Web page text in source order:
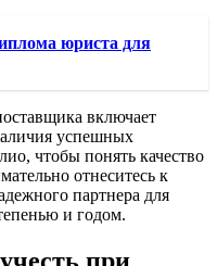
юриста для
включает
успешных
чтобы понять качество
отнеситесь к
партнера для
и годом.